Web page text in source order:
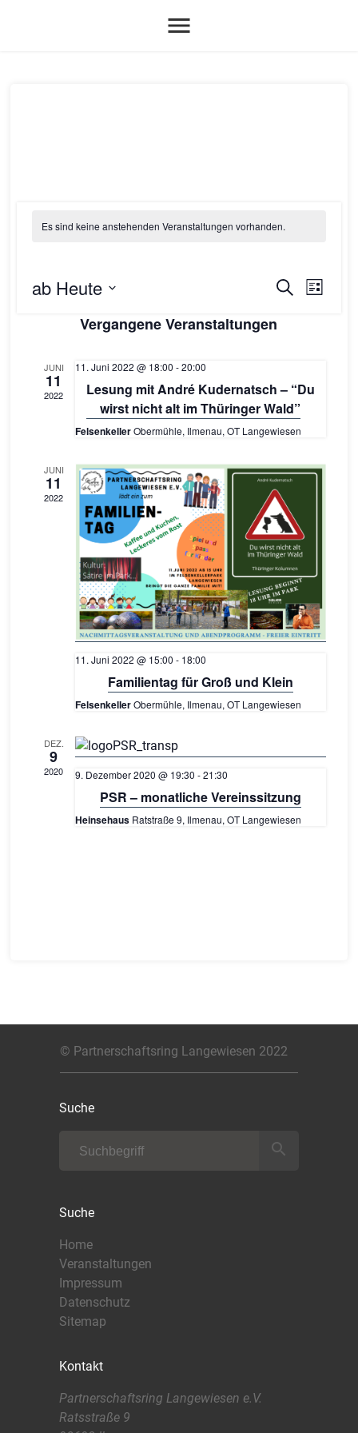
menu
Es sind keine anstehenden Veranstaltungen vorhanden.
Suche
Suche
Liste
ab Heute
Vergangene Veranstaltungen
JUNI
11
2022
11. Juni 2022 @ 18:00 -20:00
Lesung mit André Kudernatsch – “Du
wirst nicht alt im Thüringer Wald”
FelsenkellerObermühle, Ilmenau, OT Langewiesen
JUNI
11
2022
11. Juni 2022 @ 15:00 - 18:00
Familientag für Groß und Klein
FelsenkellerObermühle, Ilmenau, OT Langewiesen
DEZ.
9
2020 9. Dezember 2020 @ 19:30 -21:30
PSR – monatliche Vereinssitzung
Heinsehaus Ratstraße 9, Ilmenau, OT Langewiesen
© Partnerschaftsring Langewiesen 2022
Suche
search
Suche
Home
Veranstaltungen
Impressum
Datenschutz
Sitemap
Kontakt
Partnerschaftsring Langewiesen e.V.
Ratsstraße 9